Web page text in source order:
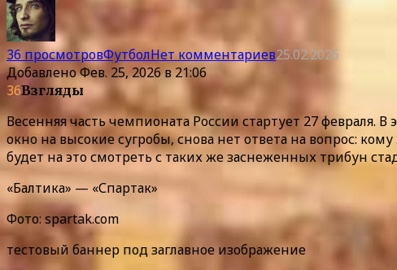
36 просмотровФутболНет комментариев25.02.2026
ДобавленоФев. 25, 2026 в 21:06
36Взгляды
Весенняя часть чемпионата России стартует 27
окно на высокие сугробы, снова нет ответа на вопрос:
будет на это смотреть с таких же заснеженных трибун
«Балтика» — «Спартак»
Фото: spartak.com
тестовый баннер под заглавное изображение